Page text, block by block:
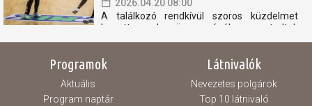
2026.04.20 08:00
A találkozó rendkívül szoros küzdelmet
hozott, azonban összességében nem tudtuk
nagy részében kapkodó játék jellemezte
és eladott labdához vezetett. Ezek a hibák
különösen a...
Programok
Aktuális
Program naptár
Látnivalók
Nevezetes polgárok
Top 10 látnivaló